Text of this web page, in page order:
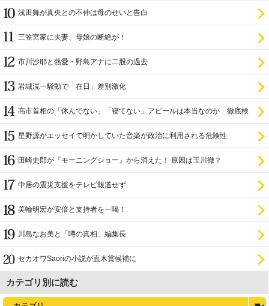
浅田舞が真央との不仲は母のせいと告白
三笠宮家に夫妻、母娘の断絶が！
市川沙耶と熱愛・野島アナに二股の過去
岩城滉一騒動で「在日」差別激化
高市首相の「休んでない」「寝てない」アピールは本当なのか 徹底検
星野源がエッセイで明かしていた音楽が政治に利用される危険性
田崎史郎が『モーニングショー』から消えた！ 原因は玉川徹？
中居の震災支援をテレビ報道せず
美輪明宏が安倍と支持者を一喝！
川島なお美と「噂の真相」編集長
セカオワSaoriの小説が直木賞候補に
カテゴリ別に読む